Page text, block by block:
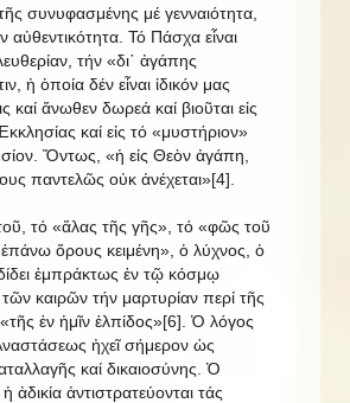
συνυφασμένης μέ γενναιότητα,
αὐθεντικότητα. Τό Πάσχα εἶναι
τήν «δι᾿ ἀγάπης
ἡ ὁποία δέν εἶναι ἰδικόν μας
ἄνωθεν δωρεά καί βιοῦται εἰς
καί εἰς τό «μυστήριον»
Ὄντως, «ἡ εἰς Θεὸν ἀγάπη,
παντελῶς οὐκ ἀνέχεται»[4].
τό «ἅλας τῆς γῆς», τό «φῶς τοῦ
ὄρους κειμένη», ὁ λύχνος, ὁ
ἐμπράκτως ἐν τῷ κόσμῳ
καιρῶν τήν μαρτυρίαν περί τῆς
ἐν ἡμῖν ἐλπίδος»[6]. Ὁ λόγος
ἠχεῖ σήμερον ὡς
καί δικαιοσύνης. Ὁ
ἀδικία ἀντιστρατεύονται τάς